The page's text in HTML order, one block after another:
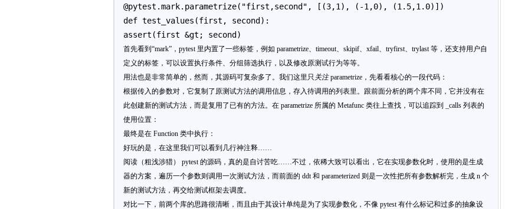
@pytest.mark.parametrize("first,second", [(3,1), (-1,0), (1.5,1.0)])
def test_values(first, second):
assert(first &gt; second)
首先看到“mark”，pytest 里内置了一些标签，例如 parametrize、timeout、skipif、xfail、tryfirst、trylast 等，还支持用户自
定义的标签，可以设置执行条件、分组筛选执行，以及修改原测试行为等等。
用法也是非常简单的，然而，其源码可复杂多了。我们这里只 关注parametrize，先看看核心的一段代码：
根据传入的参数对，它复制了原测试方法的调用信息，存入待调用的列表里。跟前面分析的两个库不同，它并没有在
此创建新的测试方法，而是复用了已有的方法。在 parametrize 所属的 Metafunc 类往上查找，可以追踪到 _calls 列表的
使用位置：
最终是在 Function 类中执行：
好玩的是，在这里我们可以看到几行神注释……
阅读（粗浅涉猎） pytest 的源码，真的是自讨苦吃……不过，依稀大致可以看出，它在实现参数化时，使用的是生成
器的方案，遍历一个参数则调用一次测试方法，而前面的 ddt 和 parameterized 则是一次性把所有参数解析完，生成 n 个
新的测试方法，再交给测试框架去调度。
对比一下，前两个库的思路很清晰，而且由于其设计单纯是为了实现参数化，不像 pytest 有什么标记和过多的抽象设